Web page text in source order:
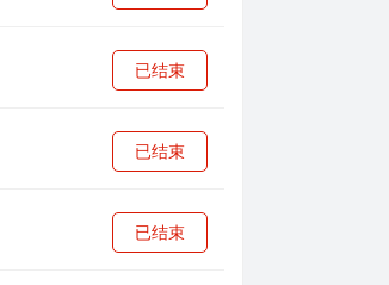
已结束
已结束
已结束